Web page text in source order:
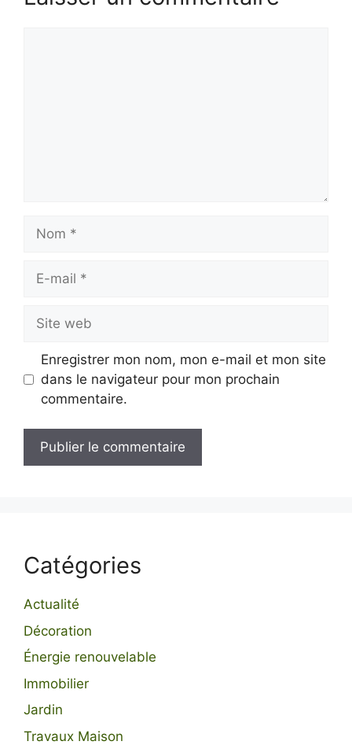
mail
web
Enregistrer mon nom, mon e-mail et mon site
dans le navigateur pour mon prochain
commentaire.
Catégories
Actualité
Décoration
Énergie renouvelable
Immobilier
Jardin
Travaux Maison